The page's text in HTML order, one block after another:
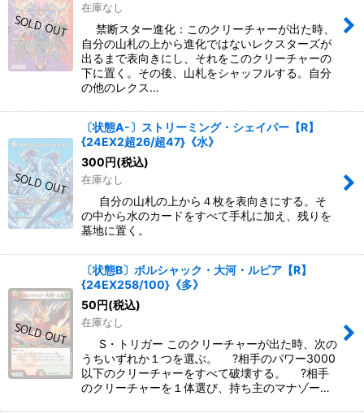
在庫なし
禁断スター進化：このクリーチャーが出た時、
自分の山札の上から進化ではないレクスターズが
出るまで表向きにし、それをこのクリーチャーの
下に置く。その後、山札をシャッフルする。自分
の他のレクス…
〔状態A-〕ストリーミング・シェイパー【R】
{24EX2超26/超47}《水》
300 円(税込)
在庫なし
自分の山札の上から４枚を表向きにする。そ
の中から水のカードをすべて手札に加え、残りを
墓地に置く。
〔状態B〕ボルシャック・大河・ルピア【R】
{24EX258/100}《多》
50 円(税込)
在庫なし
S・トリガー このクリーチャーが出た時、次の
うちいずれか１つを選ぶ。 ?相手のパワー3000
以下のクリーチャーをすべて破壊する。 ?相手
のクリーチャーを１体選び、持ち主のマナゾー…